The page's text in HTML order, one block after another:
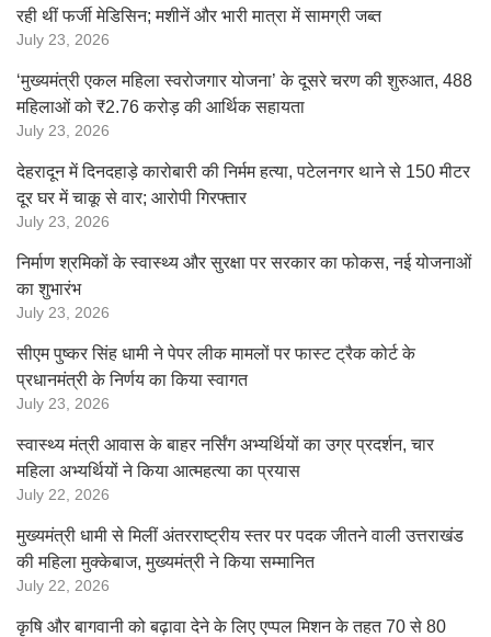
रही थीं फर्जी मेडिसिन; मशीनें और भारी मात्रा में सामग्री जब्त
July 23, 2026
‘मुख्यमंत्री एकल महिला स्वरोजगार योजना’ के दूसरे चरण की शुरुआत, 488
महिलाओं को ₹2.76 करोड़ की आर्थिक सहायता
July 23, 2026
देहरादून में दिनदहाड़े कारोबारी की निर्मम हत्या, पटेलनगर थाने से 150 मीटर
दूर घर में चाकू से वार; आरोपी गिरफ्तार
July 23, 2026
निर्माण श्रमिकों के स्वास्थ्य और सुरक्षा पर सरकार का फोकस, नई योजनाओं
का शुभारंभ
July 23, 2026
सीएम पुष्कर सिंह धामी ने पेपर लीक मामलों पर फास्ट ट्रैक कोर्ट के
प्रधानमंत्री के निर्णय का किया स्वागत
July 23, 2026
स्वास्थ्य मंत्री आवास के बाहर नर्सिंग अभ्यर्थियों का उग्र प्रदर्शन, चार
महिला अभ्यर्थियों ने किया आत्महत्या का प्रयास
July 22, 2026
मुख्यमंत्री धामी से मिलीं अंतरराष्ट्रीय स्तर पर पदक जीतने वाली उत्तराखंड
की महिला मुक्केबाज, मुख्यमंत्री ने किया सम्मानित
July 22, 2026
कृषि और बागवानी को बढ़ावा देने के लिए एप्पल मिशन के तहत 70 से 80